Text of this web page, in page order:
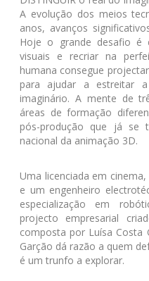
A evolução dos meios
anos, avanços
Hoje o grande desafio é
visuais e recriar na
humana consegue
para ajudar a estreitar
imaginário. A mente de
áreas de formação
pós-produção que já se
nacional da animação 3D.
Uma licenciada em
e um engenheiro
especialização em
projecto empresarial
composta por Luísa Costa
Garção dá razão a quem
é um trunfo a explorar.